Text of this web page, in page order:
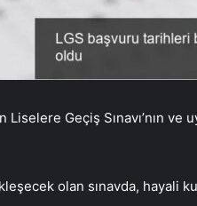
Geçiş Sınavı’nın ve
olan sınavda, hayali